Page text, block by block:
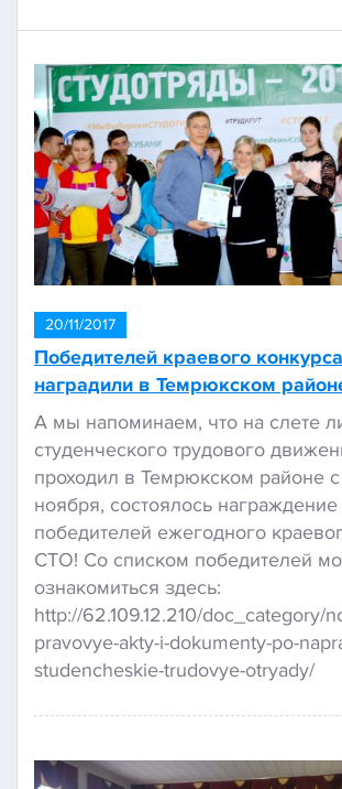
20/11/2017
Победителей краевого
наградили в Темрюкском
А мы напоминаем, что на слете
студенческого трудового
проходил в Темрюкском районе с
ноября, состоялось награждение
победителей ежегодного
СТО! Со списком победителей
ознакомиться здесь:
http://62.109.12.210/doc_category/
pravovye-akty-i-dokumenty-po-
studencheskie-trudovye-otryady/